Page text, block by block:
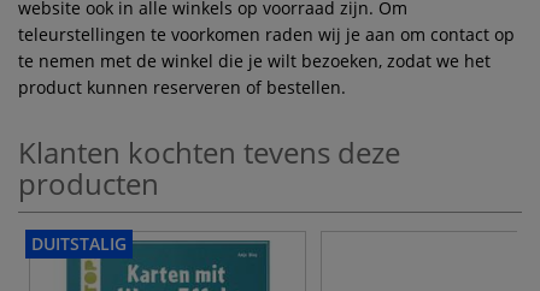
website ook in alle winkels op voorraad zijn. Om
teleurstellingen te voorkomen raden wij je aan om contact op
te nemen met de winkel die je wilt bezoeken, zodat we het
product kunnen reserveren of bestellen.
Klanten kochten tevens deze
producten
DUITSTALIG